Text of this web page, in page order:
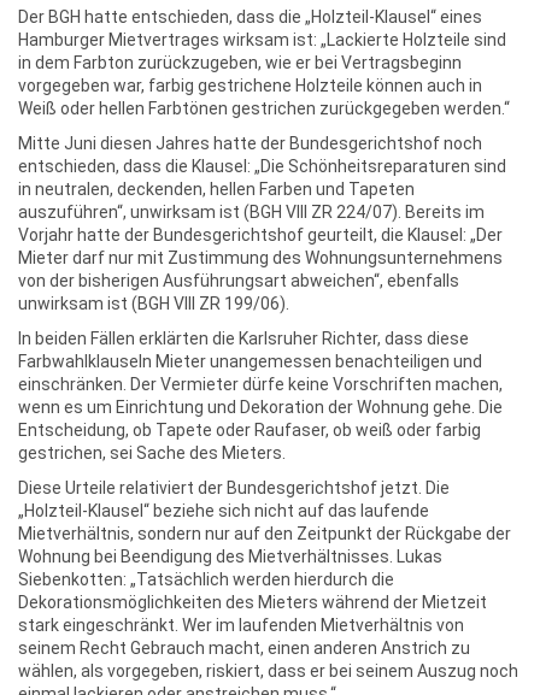
Der BGH hatte entschieden, dass die „Holzteil-Klausel“ eines
Hamburger Mietvertrages wirksam ist: „Lackierte Holzteile sind
in dem Farbton zurückzugeben, wie er bei Vertragsbeginn
vorgegeben war, farbig gestrichene Holzteile können auch in
Weiß oder hellen Farbtönen gestrichen zurückgegeben werden.“
Mitte Juni diesen Jahres hatte der Bundesgerichtshof noch
entschieden, dass die Klausel: „Die Schönheitsreparaturen sind
in neutralen, deckenden, hellen Farben und Tapeten
auszuführen“, unwirksam ist (BGH VIII ZR 224/07). Bereits im
Vorjahr hatte der Bundesgerichtshof geurteilt, die Klausel: „Der
Mieter darf nur mit Zustimmung des Wohnungsunternehmens
von der bisherigen Ausführungsart abweichen“, ebenfalls
unwirksam ist (BGH VIII ZR 199/06).
In beiden Fällen erklärten die Karlsruher Richter, dass diese
Farbwahlklauseln Mieter unangemessen benachteiligen und
einschränken. Der Vermieter dürfe keine Vorschriften machen,
wenn es um Einrichtung und Dekoration der Wohnung gehe. Die
Entscheidung, ob Tapete oder Raufaser, ob weiß oder farbig
gestrichen, sei Sache des Mieters.
Diese Urteile relativiert der Bundesgerichtshof jetzt. Die
„Holzteil-Klausel“ beziehe sich nicht auf das laufende
Mietverhältnis, sondern nur auf den Zeitpunkt der Rückgabe der
Wohnung bei Beendigung des Mietverhältnisses. Lukas
Siebenkotten: „Tatsächlich werden hierdurch die
Dekorationsmöglichkeiten des Mieters während der Mietzeit
stark eingeschränkt. Wer im laufenden Mietverhältnis von
seinem Recht Gebrauch macht, einen anderen Anstrich zu
wählen, als vorgegeben, riskiert, dass er bei seinem Auszug noch